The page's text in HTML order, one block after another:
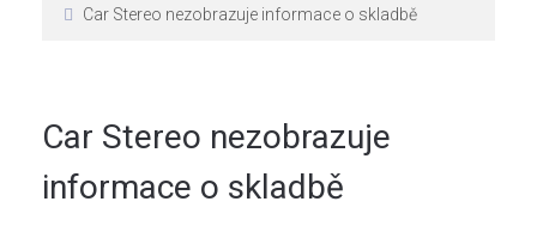
Car Stereo nezobrazuje informace o skladbě
Car Stereo nezobrazuje
informace o skladbě